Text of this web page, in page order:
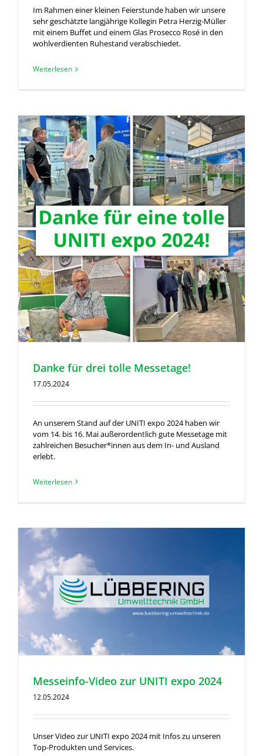
Im Rahmen einer kleinen Feierstunde haben wir unsere
sehr geschätzte langjährige Kollegin Petra Herzig-Müller
mit einem Buffet und einem Glas Prosecco Rosé in den
wohlverdienten Ruhestand verabschiedet.
Weiterlesen
Danke für drei tolle Messetage!
17.05.2024
An unserem Stand auf der UNITI expo 2024 haben wir
vom 14. bis 16. Mai außerordentlich gute Messetage mit
zahlreichen Besucher*innen aus dem In- und Ausland
erlebt.
Weiterlesen
Messeinfo-Video zur UNITI expo 2024
12.05.2024
Unser Video zur UNITI expo 2024 mit Infos zu unseren
Top-Produkten und Services.